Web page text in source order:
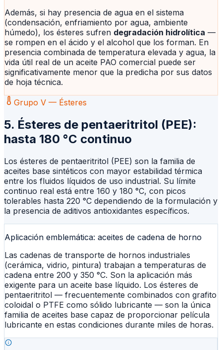
Además, si hay presencia de agua en el sistema
(condensación, enfriamiento por agua, ambiente
húmedo), los ésteres sufren degradación hidrolítica —
se rompen en el ácido y el alcohol que los forman. En
presencia combinada de temperatura elevada y agua, la
vida útil real de un aceite PAO comercial puede ser
significativamente menor que la predicha por sus datos
de hoja técnica.
Grupo V — Ésteres
5. Ésteres de pentaeritritol (PEE):
hasta 180 °C continuo
Los ésteres de pentaeritritol (PEE) son la familia de
aceites base sintéticos con mayor estabilidad térmica
entre los fluidos líquidos de uso industrial. Su límite
continuo real está entre 160 y 180 °C, con picos
tolerables hasta 220 °C dependiendo de la formulación y
la presencia de aditivos antioxidantes específicos.
Aplicación emblemática: aceites de cadena de horno
Las cadenas de transporte de hornos industriales
(cerámica, vidrio, pintura) trabajan a temperaturas de
cadena entre 200 y 350 °C. Son la aplicación más
exigente para un aceite base líquido. Los ésteres de
pentaeritritol — frecuentemente combinados con grafito
coloidal o PTFE como sólido lubricante — son la única
familia de aceites base capaz de proporcionar película
lubricante en estas condiciones durante miles de horas.